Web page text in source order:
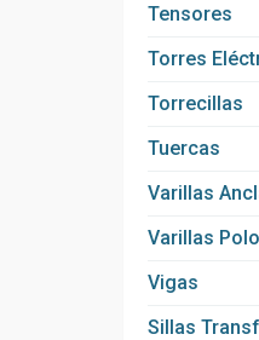
Tensores
Torres
Torrecillas
Tuercas
Varillas
Varillas
Vigas
Sillas